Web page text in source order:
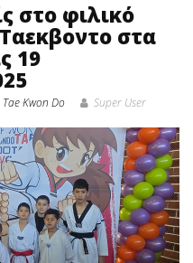
στο φιλικό
στα
19
Tae Kwon Do Super User